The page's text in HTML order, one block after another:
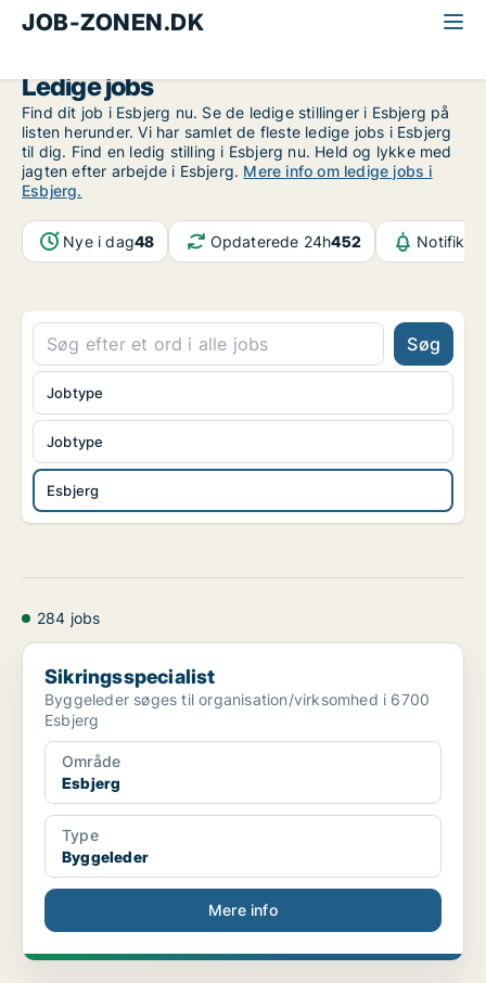
JOB-ZONEN.DK
Ledige jobs
Find dit job i Esbjerg nu. Se de ledige stillinger i Esbjerg på
listen herunder. Vi har samlet de fleste ledige jobs i Esbjerg
til dig. Find en ledig stilling i Esbjerg nu. Held og lykke med
jagten efter arbejde i Esbjerg. Mere info om ledige jobs i
Esbjerg.
Nye i dag48 Opdaterede 24h452
Søg
Jobtype
Esbjerg
Jobtype
284 jobs
Sikringsspecialist
Sikringsspecialist
Byggeleder søges til organisation/virksomhed i 6700
Esbjerg
Område
Esbjerg
Type
Byggeleder
Mere info